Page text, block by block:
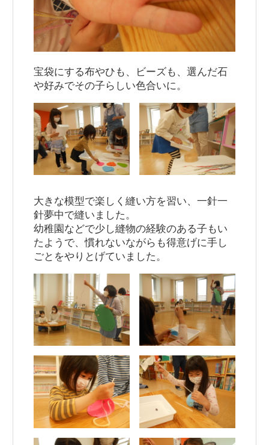
宝袋にする布やひも、ビーズも、選んだ石
や好みでその子らしい色合いに。
大きな模型で楽しく縫い方を習い、一針一
針夢中で縫いました。
幼稚園などで少し縫物の経験のある子もい
たようで、慣れないながらも得意げに手し
ごとをやりとげていました。